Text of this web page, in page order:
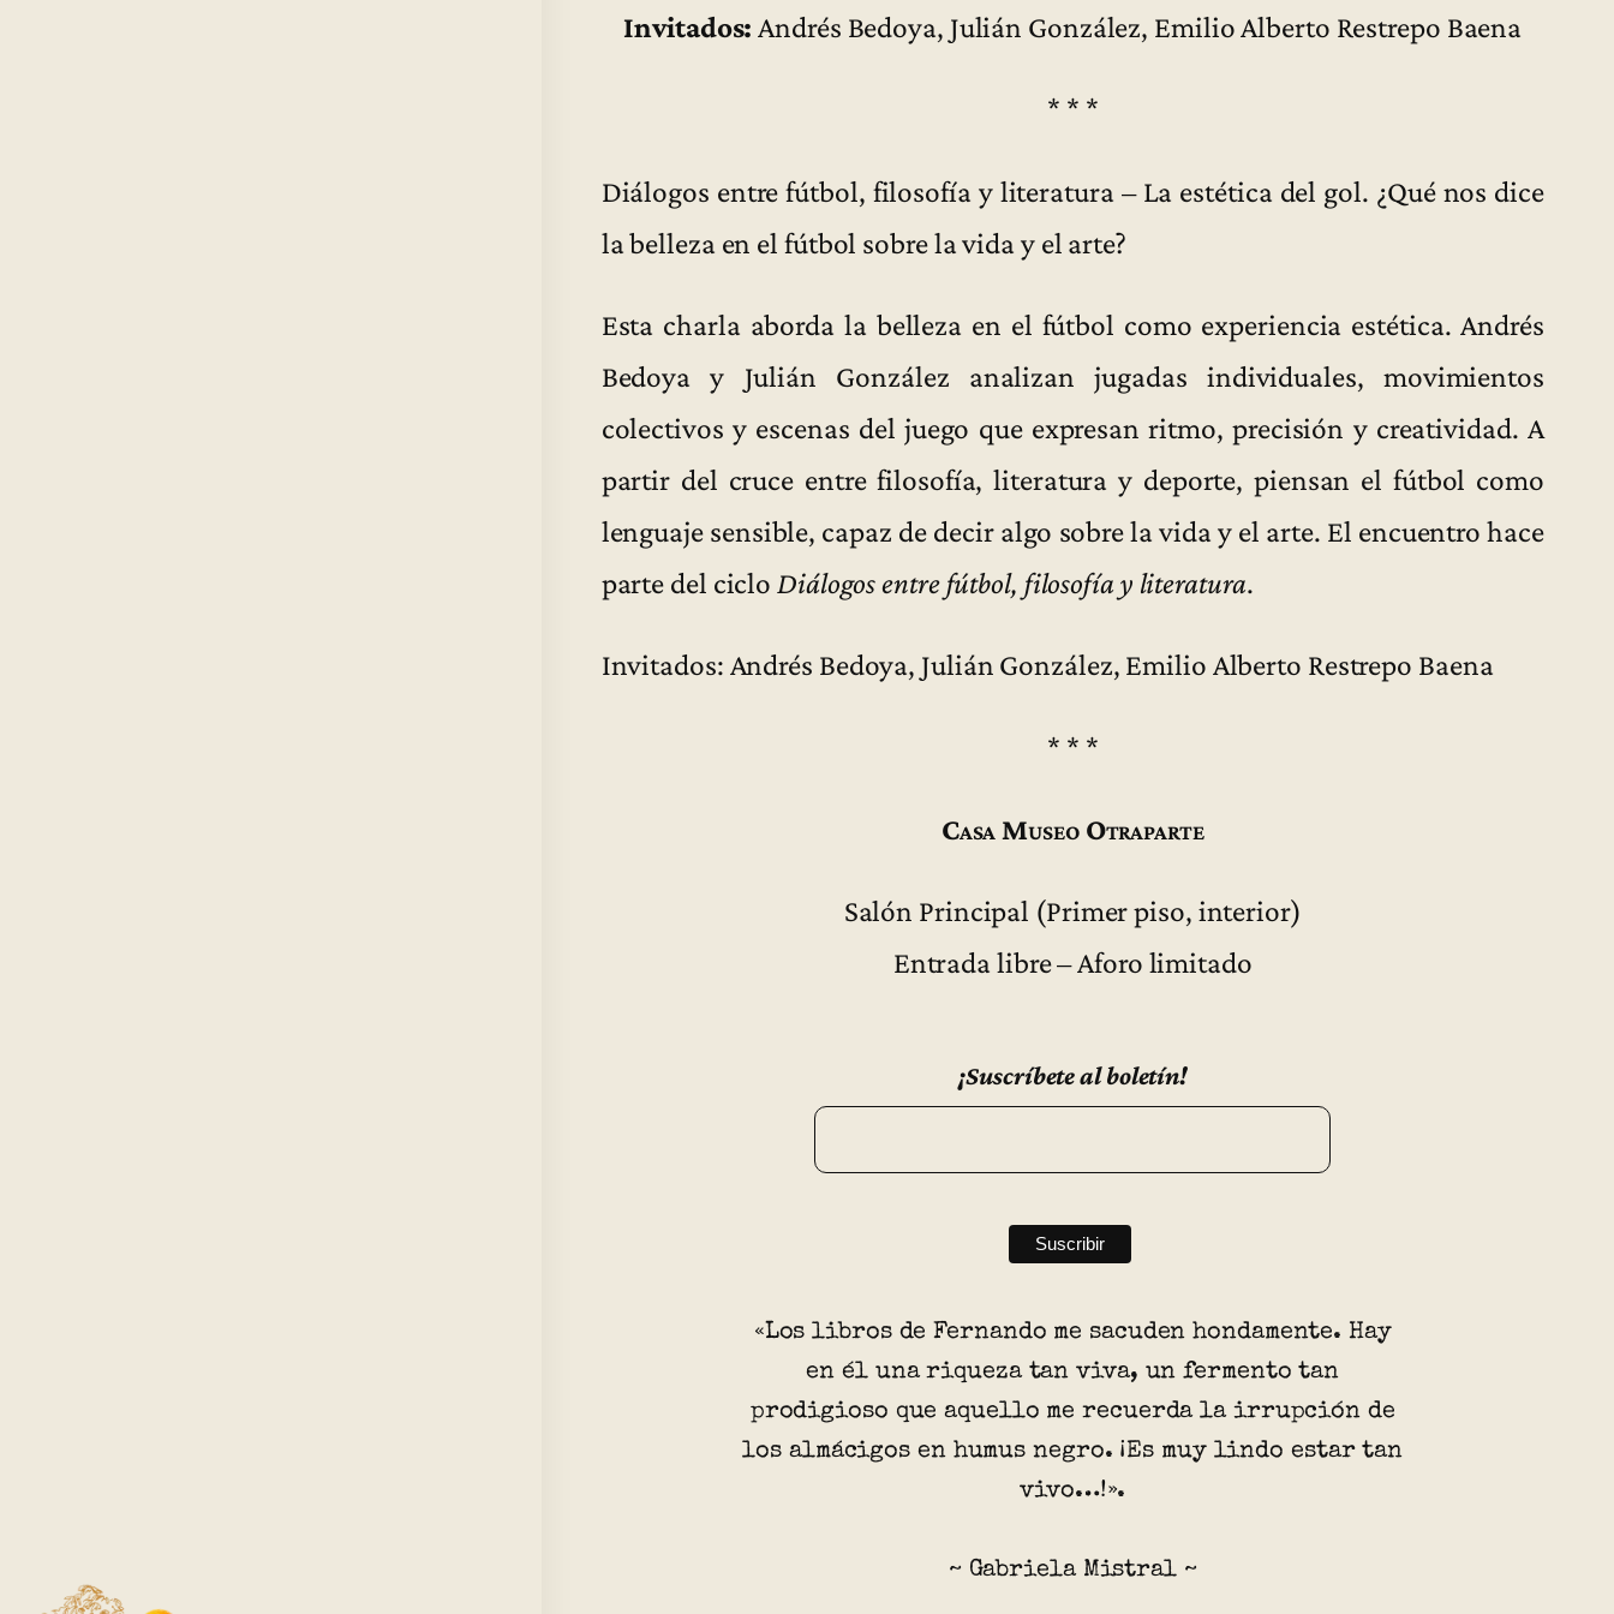
Invitados: Andrés Bedoya, Julián González, Emilio Alberto Restrepo Baena
* * *
Diálogos entre fútbol, filosofía y literatura – La estética del gol. ¿Qué nos dice
la belleza en el fútbol sobre la vida y el arte?
Esta charla aborda la belleza en el fútbol como experiencia estética. Andrés
Bedoya y Julián González analizan jugadas individuales, movimientos
colectivos y escenas del juego que expresan ritmo, precisión y creatividad. A
partir del cruce entre filosofía, literatura y deporte, piensan el fútbol como
lenguaje sensible, capaz de decir algo sobre la vida y el arte. El encuentro hace
parte del ciclo Diálogos entre fútbol, filosofía y literatura.
Invitados: Andrés Bedoya, Julián González, Emilio Alberto Restrepo Baena
* * *
Casa Museo Otraparte
Salón Principal (Primer piso, interior)
Entrada libre – Aforo limitado
¡Suscríbete al boletín!
«Los libros de Fernando me sacuden hondamente. Hay
en él una riqueza tan viva, un fermento tan
prodigioso que aquello me recuerda la irrupción de
los almácigos en humus negro. ¡Es muy lindo estar tan
vivo…!».
~ Gabriela Mistral ~